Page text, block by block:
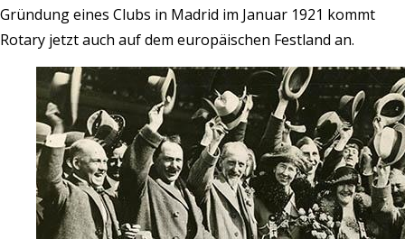
Gründung eines Clubs in Madrid im Januar 1921 kommt
Rotary jetzt auch auf dem europäischen Festland an.